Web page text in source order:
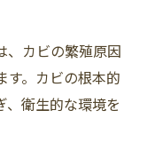
、カビの繁殖原因
す。カビの根本的
、衛生的な環境を